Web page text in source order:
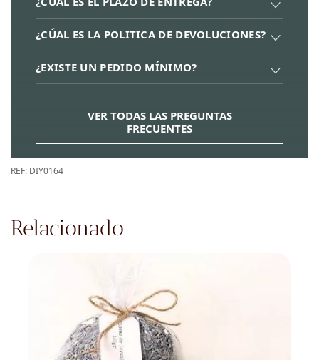
¿CÚAL ES LA POLITICA DE DEVOLUCIONES?
¿EXISTE UN PEDIDO MÍNIMO?
VER TODAS LAS PREGUNTAS
FRECUENTES
REF: DIY0164
Relacionado